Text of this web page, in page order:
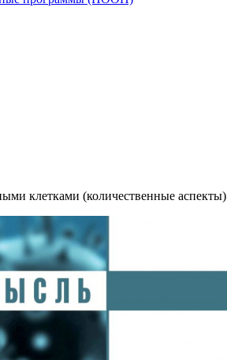
клетками (количественные аспекты)